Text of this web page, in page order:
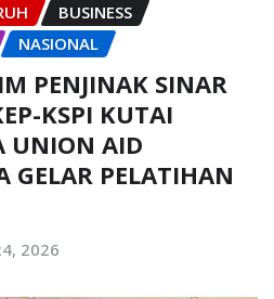
BUSINESS
NASIONAL
PENJINAK SINAR
KSPI KUTAI
UNION AID
GELAR PELATIHAN
2026